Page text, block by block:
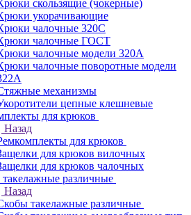
скользящие (чокерные)
укорачивающие
чалочные 320C
чалочные ГОСТ
чалочные модели 320А
чалочные поворотные модели
механизмы
цепные клешневые
для крюков
Назад
для крюков
для крюков вилочных
для крюков чалочных
различные
Назад
такелажные различные